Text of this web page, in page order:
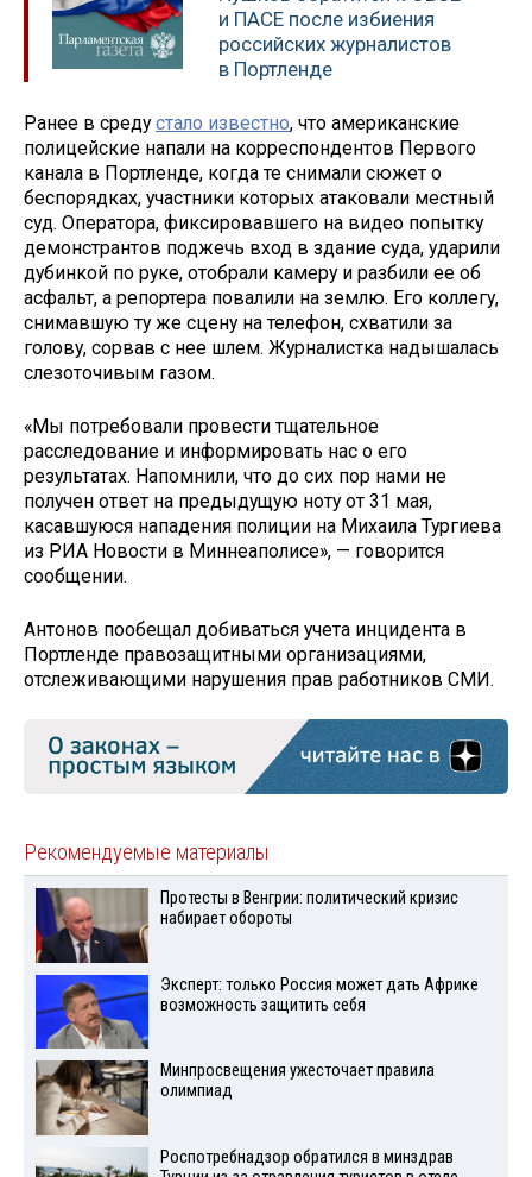
и ПАСЕ после избиения
российских журналистов
в Портленде
Ранее в средустало известно, что американские
полицейские напали на корреспондентов Первого
канала в Портленде, когда те снимали сюжет о
беспорядках, участники которых атаковали местный
суд. Оператора, фиксировавшего на видео попытку
демонстрантов поджечь вход в здание суда, ударили
дубинкой по руке, отобрали камеру и разбили ее об
асфальт, а репортера повалили на землю. Его коллегу,
снимавшую ту же сцену на телефон, схватили за
голову, сорвав с нее шлем. Журналистка надышалась
слезоточивым газом.
«Мы потребовали провести тщательное
расследование и информировать нас о его
результатах. Напомнили, что до сих пор нами не
получен ответ на предыдущую ноту от 31 мая,
касавшуюся нападения полиции на Михаила Тургиева
из РИА Новости в Миннеаполисе», — говорится
сообщении.
Антонов пообещал добиваться учета инцидента в
Портленде правозащитными организациями,
отслеживающими нарушения прав работников СМИ.
Рекомендуемые материалы
Протесты в Венгрии: политический кризис
набирает обороты
Эксперт: только Россия может дать Африке
возможность защитить себя
Минпросвещения ужесточает правила
олимпиад
Роспотребнадзор обратился в минздрав